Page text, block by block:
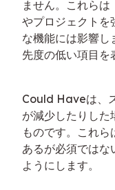
ません。これら
やプロジェクトを
な機能には影響し
先度の低い項目を
Could Haveは、
が減少したりした
ものです。これ
あるが必須ではな
ようにします。